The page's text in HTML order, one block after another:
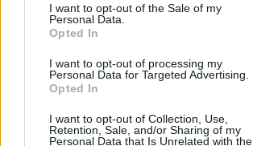
I want to opt-out of the Sale of my
Personal Data.
Opted In
I want to opt-out of processing my
Personal Data for Targeted Advertising.
Opted In
I want to opt-out of Collection, Use,
Retention, Sale, and/or Sharing of my
Personal Data that Is Unrelated with the
Jul 11, 2018
angelos63
User
gmyolanda said:↑